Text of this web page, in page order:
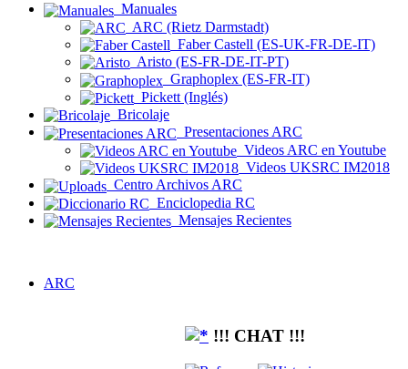
Manuales
ARC (Rietz Darmstadt)
Faber Castell (ES-UK-FR-DE-IT)
Aristo (ES-FR-DE-IT-PT)
Graphoplex (ES-FR-IT)
Pickett (Inglés)
Bricolaje
Presentaciones ARC
Videos ARC en Youtube
Videos UKSRC IM2018
Centro Archivos ARC
Enciclopedia RC
Mensajes Recientes
ARC
!!! CHAT !!!